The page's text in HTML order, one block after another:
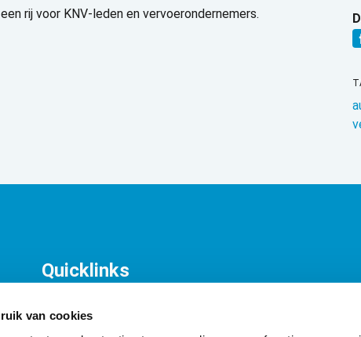
van cookies
rij voor KNV-leden en vervoerondernemers.
Quicklinks
Contact